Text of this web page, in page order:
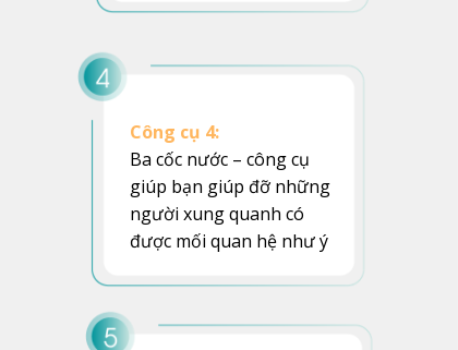
Công cụ 4:
Ba cốc nước – công cụ
giúp bạn giúp đỡ những
người xung quanh có
được mối quan hệ như ý